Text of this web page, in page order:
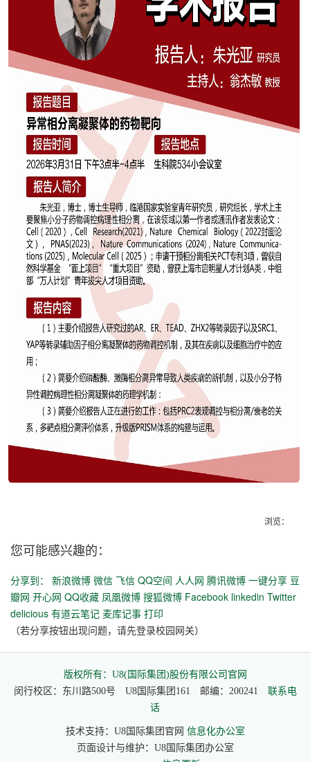
浏览：
您可能感兴趣的：
分享到： 新浪微博 微信 飞信 QQ空间 人人网 腾讯微博 一键分享 豆
瓣网 开心网 QQ收藏 凤凰微博 搜狐微博 Facebook linkedin Twitter
delicious 有道云笔记 麦库记事 打印
（若分享按钮出现问题，请先登录校园网关）
版权所有：U8(国际集团)股份有限公司官网
闵行校区：东川路500号 U8国际集团161 邮编：200241 联系电
话
技术支持：U8国际集团官网 信息化办公室
页面设计与维护：U8国际集团办公室